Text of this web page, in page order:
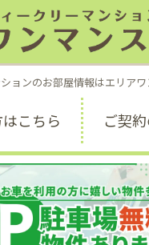
ョンのお部屋情報はエリア
こちら ご契